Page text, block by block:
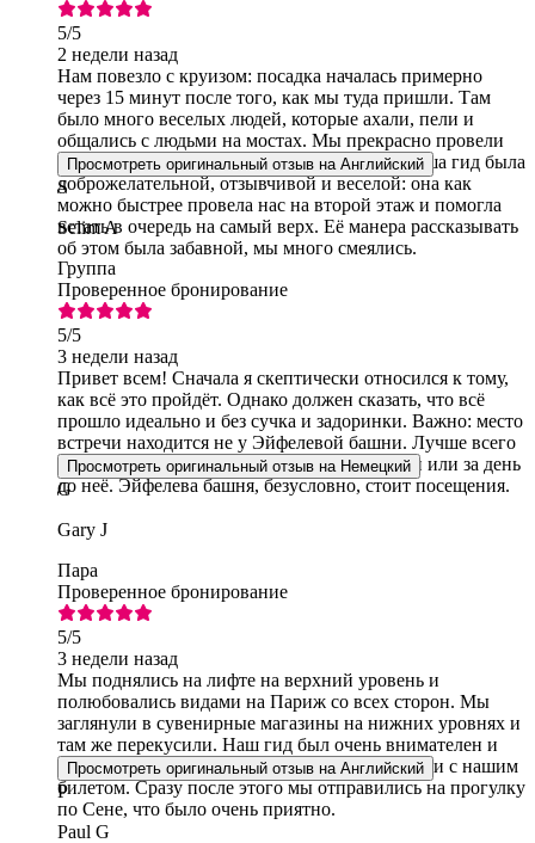
5/5
2 недели назад
Нам повезло с круизом: посадка началась примерно
через 15 минут после того, как мы туда пришли. Там
было много веселых людей, которые ахали, пели и
общались с людьми на мостах. Мы прекрасно провели
время. Что касается Эйфелевой башни, то наша гид была
доброжелательной, отзывчивой и веселой: она как
можно быстрее провела нас на второй этаж и помогла
встать в очередь на самый верх. Её манера рассказывать
об этом была забавной, мы много смеялись.
Просмотреть оригинальный отзыв на Английский
S
Selim A
Группа
Проверенное бронирование
5/5
3 недели назад
Привет всем! Сначала я скептически относился к тому,
как всё это пройдёт. Однако должен сказать, что всё
прошло идеально и без сучка и задоринки. Важно: место
встречи находится не у Эйфелевой башни. Лучше всего
проверить это в приложении в день поездки или за день
до неё. Эйфелева башня, безусловно, стоит посещения.
Просмотреть оригинальный отзыв на Немецкий
G
Gary J
Пара
Проверенное бронирование
5/5
3 недели назад
Мы поднялись на лифте на верхний уровень и
полюбовались видами на Париж со всех сторон. Мы
заглянули в сувенирные магазины на нижних уровнях и
там же перекусили. Наш гид был очень внимателен и
помог нам найти нужное место в соответствии с нашим
билетом. Сразу после этого мы отправились на прогулку
по Сене, что было очень приятно.
Просмотреть оригинальный отзыв на Английский
P
Paul G